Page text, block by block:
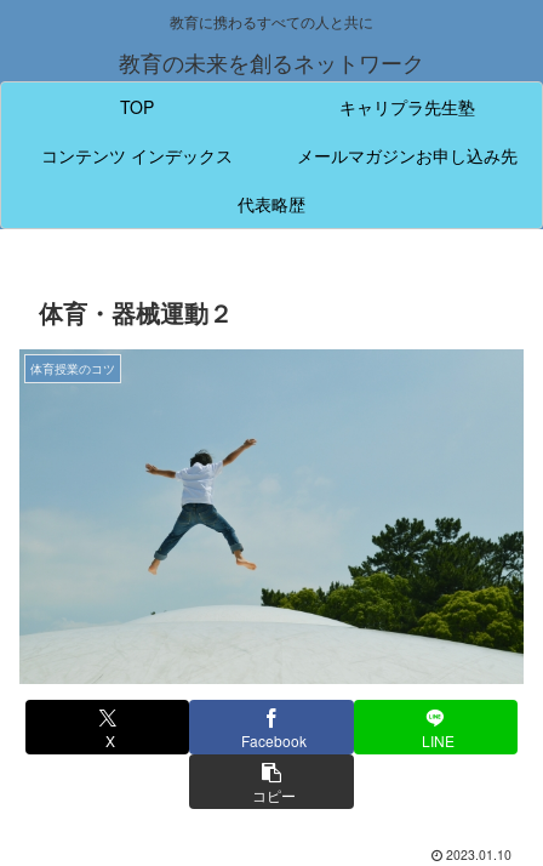
教育に携わるすべての人と共に
教育の未来を創るネットワーク
TOP
キャリプラ先生塾
コンテンツ インデックス
メールマガジンお申し込み先
代表略歴
体育・器械運動２
体育授業のコツ
X Facebook LINE
コピー
2023.01.10